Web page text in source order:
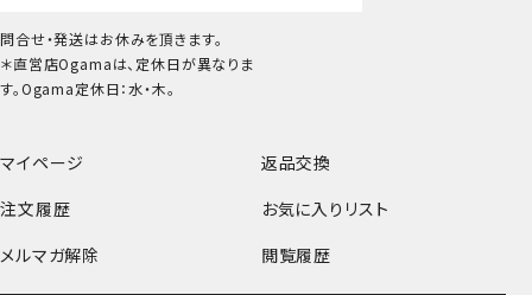
マイページ
返品交換
注文履歴
お気に入りリスト
メルマガ解除
閲覧履歴
問合せ・発送はお休みを頂きます。
＊直営店Ogamaは、定休日が異なりま
す。Ogama定休日：水・木。